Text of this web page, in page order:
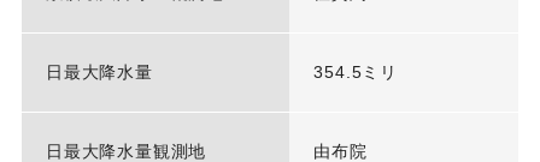
日最大降水量 354.5ミリ
日最大降水量観測地 由布院